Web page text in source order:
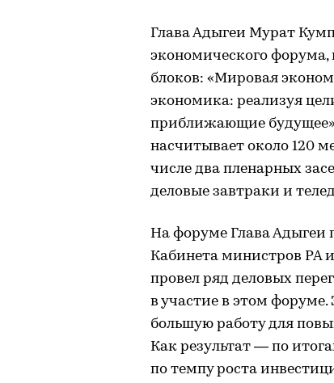
Глава Адыгеи Мурат
экономического форума,
блоков: «Мировая
экономика: реализуя
приближающие
насчитывает около 120
числе два пленарных
деловые завтраки и
На форуме Глава Адыгеи
Кабинета министров РА
провел ряд деловых
в участие в этом форуме.
большую работу для
Как результат — по
по темпу роста